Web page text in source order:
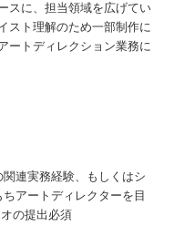
スに、担当領域を広げてい
スト理解のため一部制作に
ートディレクション業務に
連実務経験、もしくはシ
アートディレクターを目
の提出必須